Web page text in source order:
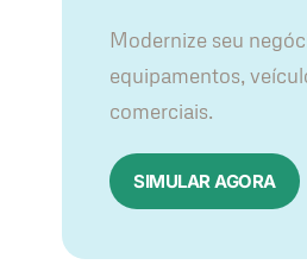
Modernize seu
equipamentos,
comerciais.
SIMULAR AGORA